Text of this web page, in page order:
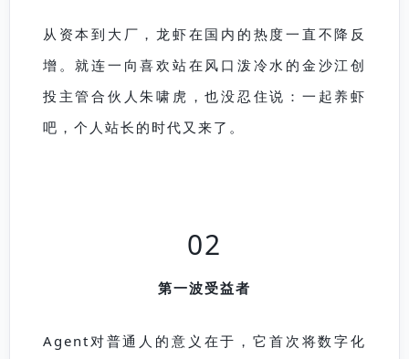
从资本到大厂，龙虾在国内的热度一直不降反
增。就连一向喜欢站在风口泼冷水的金沙江创
投主管合伙人朱啸虎，也没忍住说：一起养虾
吧，个人站长的时代又来了。
02
第一波受益者
Agent对普通人的意义在于，它首次将数字化